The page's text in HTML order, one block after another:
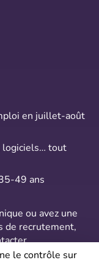
en juillet-août
logiciels… tout
49 ans
ou avez une
de recrutement,
.
le contrôle sur